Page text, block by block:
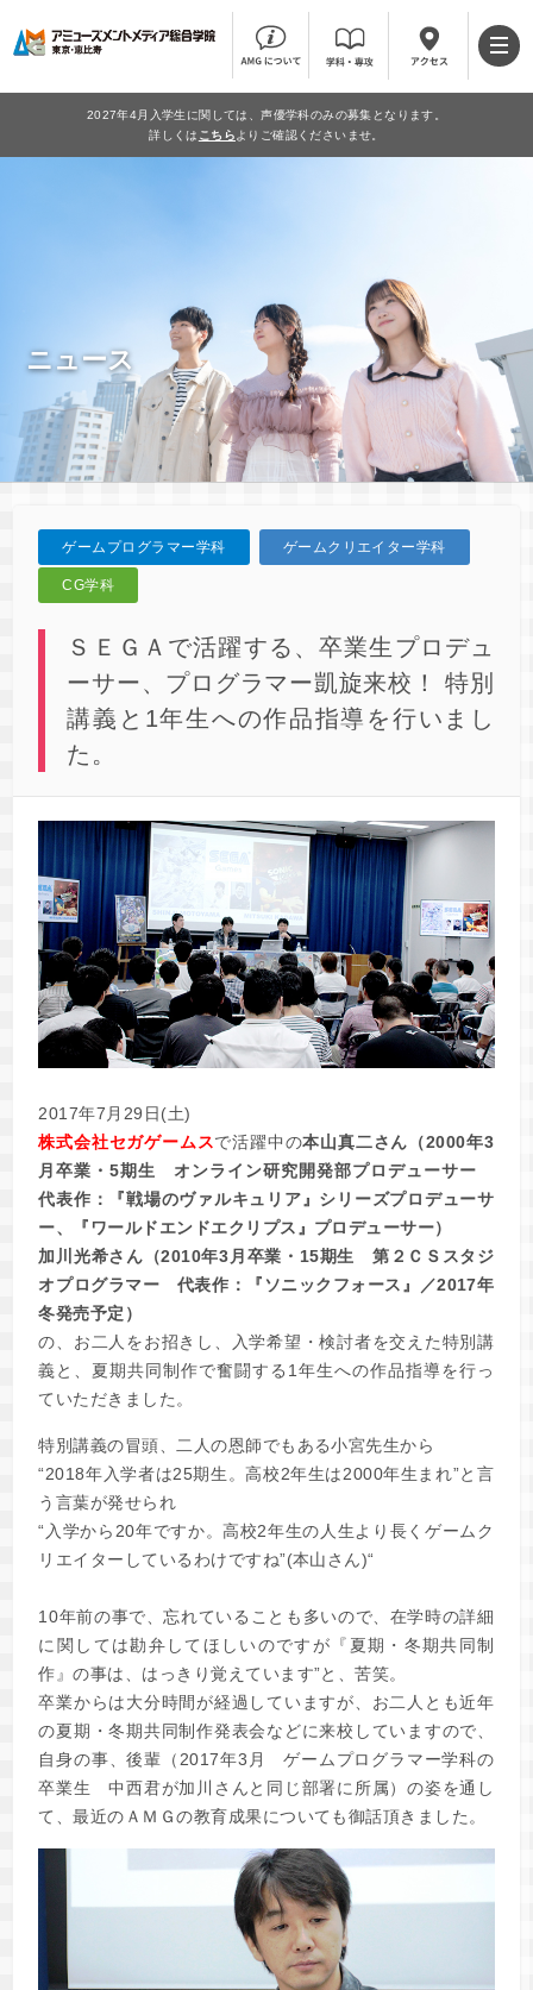
2027年4月入学生に関しては、声優学科のみの募集となります。
詳しくは こちら よりご確認くださいませ。
ニュース
ゲームプログラマー学科 ゲームクリエイター学科
CG学科
ＳＥＧＡで活躍する、卒業生プロデュ
ーサー、プログラマー凱旋来校！ 特別
講義と1年生への作品指導を行いまし
た。
2017年7月29日(土)
株式会社セガゲームスで活躍中の本山真二さん（2000年3
月卒業・5期生 オンライン研究開発部プロデューサー
代表作：『戦場のヴァルキュリア』シリーズプロデューサ
ー、『ワールドエンドエクリプス』プロデューサー）
加川光希さん（2010年3月卒業・15期生 第２ＣＳスタジ
オプログラマー 代表作：『ソニックフォース』／2017年
冬発売予定）
の、お二人をお招きし、入学希望・検討者を交えた特別講
義と、夏期共同制作で奮闘する1年生への作品指導を行っ
ていただきました。
特別講義の冒頭、二人の恩師でもある小宮先生から
“2018年入学者は25期生。高校2年生は2000年生まれ”と言
う言葉が発せられ
“入学から20年ですか。高校2年生の人生より長くゲームク
リエイターしているわけですね”(本山さん)“
10年前の事で、忘れていることも多いので、在学時の詳細
に関しては勘弁してほしいのですが『夏期・冬期共同制
作』の事は、はっきり覚えています”と、苦笑。
卒業からは大分時間が経過していますが、お二人とも近年
の夏期・冬期共同制作発表会などに来校していますので、
自身の事、後輩（2017年3月 ゲームプログラマー学科の
卒業生 中西君が加川さんと同じ部署に所属）の姿を通し
て、最近のＡＭＧの教育成果についても御話頂きました。